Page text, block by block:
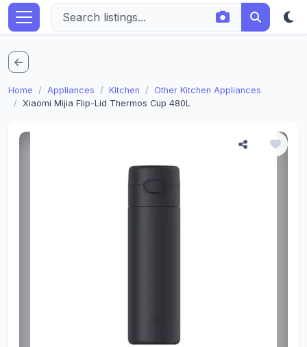
Home Appliances Kitchen
Other Kitchen Appliances
Xiaomi Mijia Flip-Lid Thermos Cup 480L